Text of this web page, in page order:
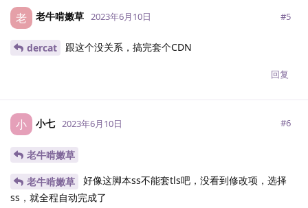
老 老牛啃嫩草 2023年6月10日 #5
dercat 跟这个没关系，搞完套个CDN
回复
小 小七 2023年6月10日 #6
老牛啃嫩草
老牛啃嫩草
好像这脚本ss不能套tls吧，没看到修改项，选择
ss，就全程自动完成了